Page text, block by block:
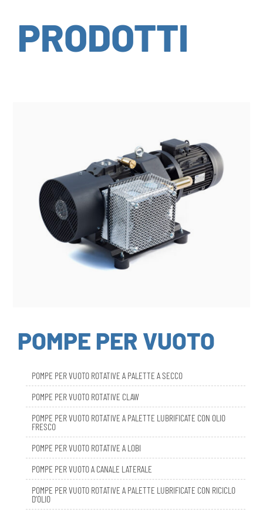
PRODOTTI
POMPE PER VUOTO
POMPE PER VUOTO ROTATIVE CLAW
POMPE PER VUOTO ROTATIVE A PALETTE LUBRIFICATE CON OLIO
FRESCO
POMPE PER VUOTO ROTATIVE A LOBI
POMPE PER VUOTO A CANALE LATERALE
POMPE PER VUOTO ROTATIVE A PALETTE LUBRIFICATE CON RICICLO
D’OLIO
DBL SMART